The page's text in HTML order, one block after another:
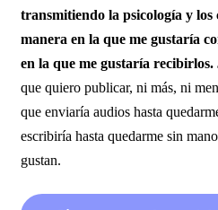
transmitiendo la psicología y los
manera en la que me gustaría
en la que me gustaría recibirlos.
que quiero publicar, ni más, ni
que enviaría audios hasta
escribiría hasta quedarme sin
gustan.